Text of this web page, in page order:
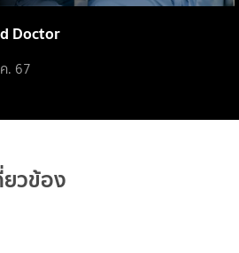
Doctor
. 67
ยวข้อง